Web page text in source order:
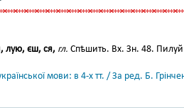
лую, єш, ся, гл. Спѣшить. Вх. Зн. 48.
мови: в 4-х тт. / За ред. Б.